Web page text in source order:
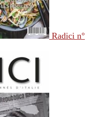
Radici n°